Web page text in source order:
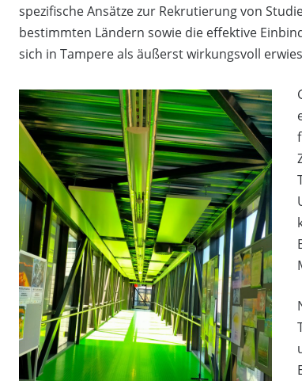
spezifische Ansätze zur Rekrutierung von
bestimmten Ländern sowie die effektive
sich in Tampere als äußerst wirkungsvoll